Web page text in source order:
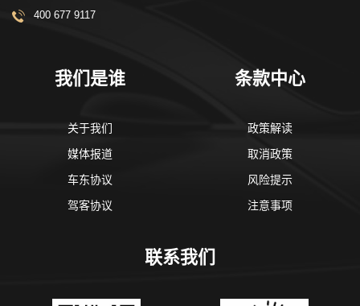
400 677 9117
我们是谁
关于我们
媒体报道
车东协议
驾客协议
条款中心
政策解读
取消政策
风险提示
注意事项
联系我们